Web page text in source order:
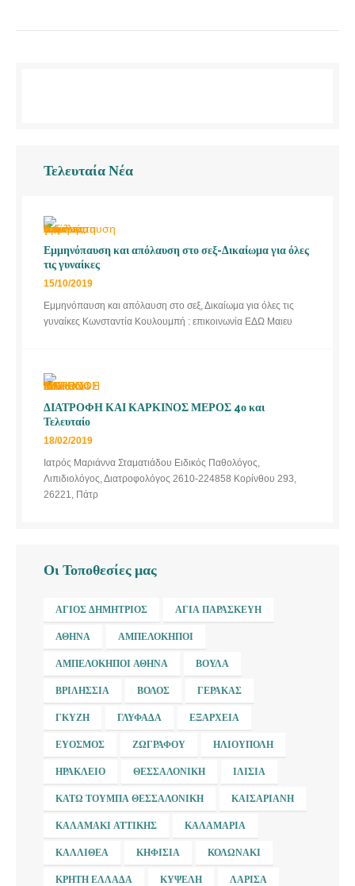
Τελευταία Νέα
Εμμηνόπαυση και απόλαυση στο σεξ-Δικαίωμα για όλες
τις γυναίκες
15/10/2019
Εμμηνόπαυση και απόλαυση στο σεξ, Δικαίωμα για όλες τις
γυναίκες Κωνσταντία Κουλουμπή : επικοινωνία ΕΔΩ Μαιευ
ΔΙΑΤΡΟΦΗ ΚΑΙ ΚΑΡΚΙΝΟΣ ΜΕΡΟΣ 4ο και
Τελευταίο
18/02/2019
Ιατρός Μαριάννα Σταματιάδου Ειδικός Παθολόγος,
Λιπιδιολόγος, Διατροφολόγος 2610-224858 Κορίνθου 293,
26221, Πάτρ
Οι Τοποθεσίες μας
ΆΓΙΟΣ ΔΗΜΉΤΡΙΟΣ ΑΓΊΑ ΠΑΡΑΣΚΕΥΉ
ΑΘΉΝΑ ΑΜΠΕΛΌΚΗΠΟΙ
ΑΜΠΕΛΌΚΗΠΟΙ ΑΘΉΝΑ ΒΟΎΛΑ
ΒΡΙΛΉΣΣΙΑ ΒΌΛΟΣ ΓΈΡΑΚΑΣ
ΓΚΎΖΗ ΓΛΥΦΆΔΑ ΕΞΆΡΧΕΙΑ
ΕΎΟΣΜΟΣ ΖΩΓΡΆΦΟΥ ΗΛΙΟΎΠΟΛΗ
ΗΡΆΚΛΕΙΟ ΘΕΣΣΑΛΟΝΊΚΗ ΙΛΊΣΙΑ
ΚΆΤΩ ΤΟΎΜΠΑ ΘΕΣΣΑΛΟΝΊΚΗ ΚΑΙΣΑΡΙΑΝΉ
ΚΑΛΑΜΆΚΙ ΑΤΤΙΚΉΣ ΚΑΛΑΜΑΡΙΆ
ΚΑΛΛΙΘΈΑ ΚΗΦΙΣΙΆ ΚΟΛΩΝΆΚΙ
ΚΡΉΤΗ ΕΛΛΆΔΑ ΚΥΨΈΛΗ ΛΆΡΙΣΑ